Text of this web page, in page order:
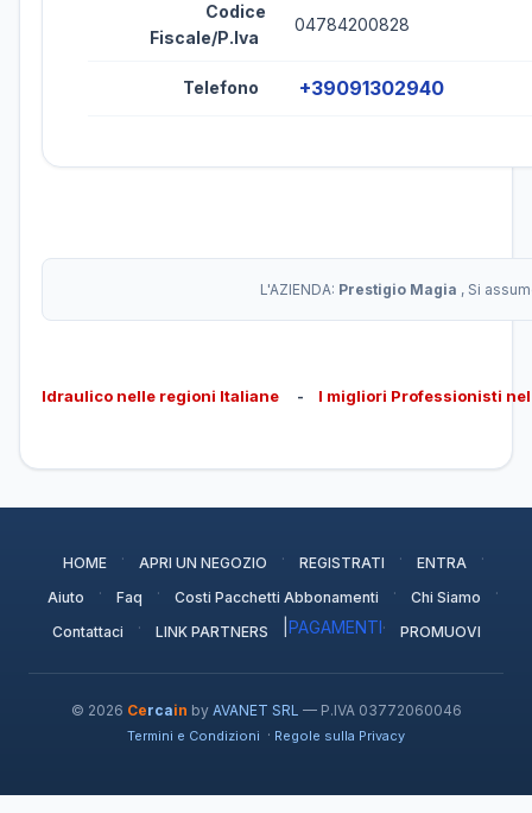
Codice
Fiscale/P.Iva
04784200828
Telefono +39091302940
L'AZIENDA: Prestigio Magia , Si
Idraulico nelle regioni Italiane - I migliori Professionisti
HOME · APRI UN NEGOZIO · REGISTRATI · ENTRA ·
Aiuto · Faq · Costi Pacchetti Abbonamenti · Chi Siamo ·
Contattaci · LINK PARTNERS PAGAMENTI· PROMUOVI
© 2026 Cercain by AVANET SRL — P.IVA 03772060046
Termini e Condizioni · Regole sulla Privacy